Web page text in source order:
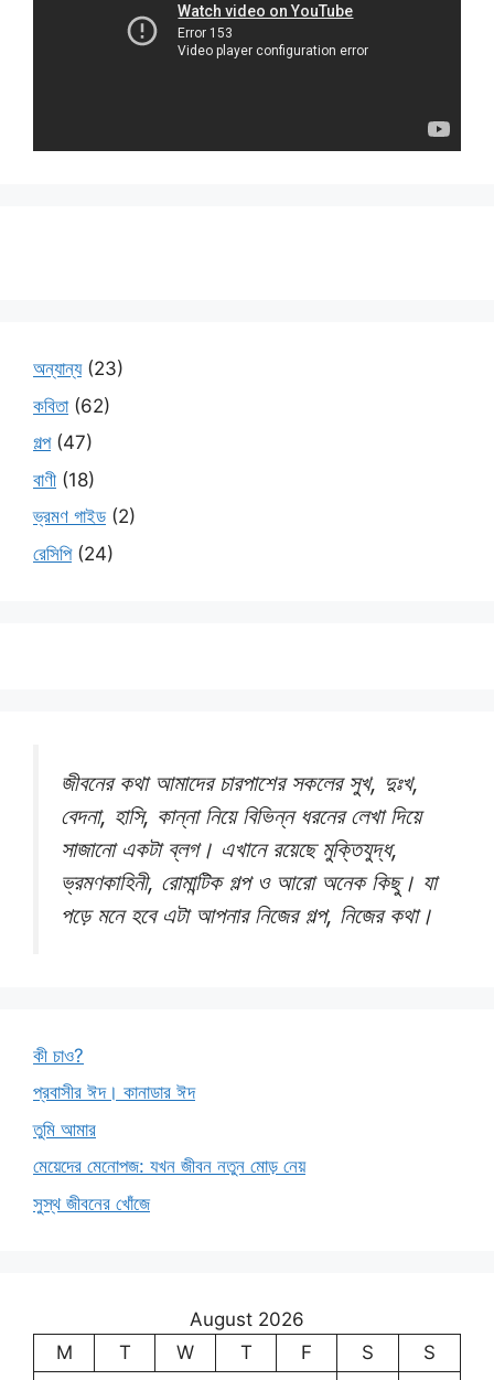
অন্যান্য(23)
কবিতা(62)
গল্প(47)
বাণী (18)
ভ্রমণ গাইড (2)
রেসিপি(24)
জীবনের কথা আমাদের চারপাশের সকলের সুখ, দুঃখ,
বেদনা, হাসি, কান্না নিয়ে বিভিন্ন ধরনের লেখা দিয়ে
সাজানো একটা ব্লগ। এখানে রয়েছে মুক্তিযুদ্ধ,
ভ্রমণকাহিনী, রোমান্টিক গল্প ও আরো অনেক কিছু। যা
পড়ে মনে হবে এটা আপনার নিজের গল্প, নিজের কথা।
কী চাও?
প্রবাসীর ঈদ। কানাডার ঈদ
তুমি আমার
মেয়েদের মেনোপজ: যখন জীবন নতুন মোড় নেয়
সুস্থ জীবনের খোঁজে
August 2026
M
T W T F S
S